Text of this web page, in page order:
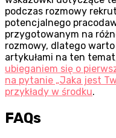
podczas rozmowy
potencjalnego
przygotowanym na
rozmowy, dlatego
artykułami na ten
ubieganiem się o
na pytanie „Jaka jest
przykłady w środku.
FAQs